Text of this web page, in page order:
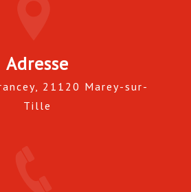
Adresse
Tille